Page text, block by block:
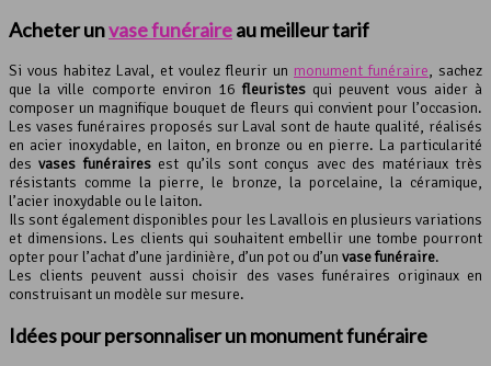
Acheter unvase funéraireau meilleur tarif
Si vous habitez Laval, et voulez fleurir un monument funéraire, sachez
que la ville comporte environ 16fleuristes qui peuvent vous aider à
composer un magnifique bouquet de fleurs qui convient pour l’occasion.
Les vases funéraires proposés sur Laval sont de haute qualité, réalisés
en acier inoxydable, en laiton, en bronze ou en pierre. La particularité
desvases funérairesest qu’ils sont conçus avec des matériaux très
résistants comme la pierre, le bronze, la porcelaine, la céramique,
l’acier inoxydable ou le laiton.
Ils sont également disponibles pour les Lavallois en plusieurs variations
et dimensions. Les clients qui souhaitent embellir une tombe pourront
opter pour l’achat d’une jardinière, d’un pot ou d’un vase funéraire.
Les clients peuvent aussi choisir des vases funéraires originaux en
construisant un modèle sur mesure.
Idées pour personnaliser un monument funéraire